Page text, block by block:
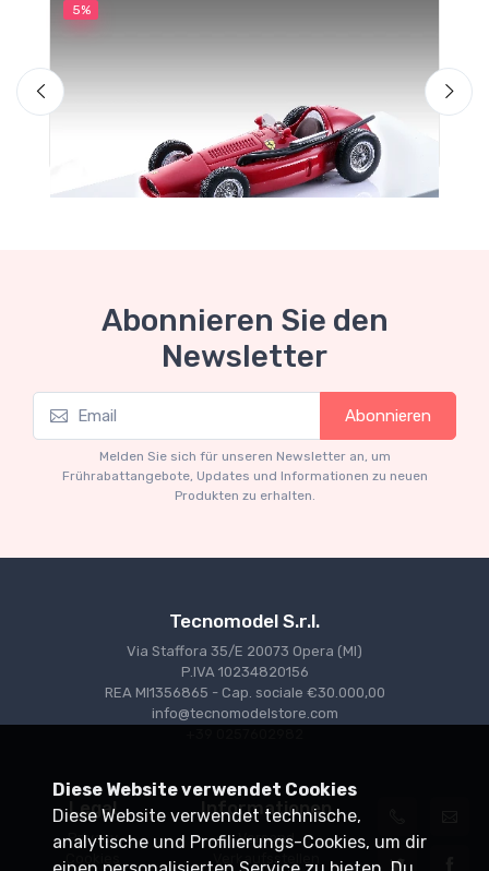
5%
Mythos Collection 1-43
TM43-22A Ferrari 553 Squalo 1954 Monza
€94.05 €99.00
Abonnieren Sie den
Newsletter
Abonnieren
Melden Sie sich für unseren Newsletter an, um
Frührabattangebote, Updates und Informationen zu neuen
Produkten zu erhalten.
Tecnomodel S.r.l.
Via Staffora 35/E 20073 Opera (MI)
P.IVA 10234820156
REA MI1356865 - Cap. sociale €30.000,00
info@tecnomodelstore.com
Legal
Privacy
Cookies
Informationen
Versand
Verkaufsstellen
Diese Website verwendet Cookies
Diese Website verwendet technische,
analytische und Profilierungs-Cookies, um dir